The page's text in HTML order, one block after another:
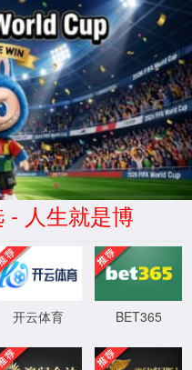
事免费观看-
试～
图